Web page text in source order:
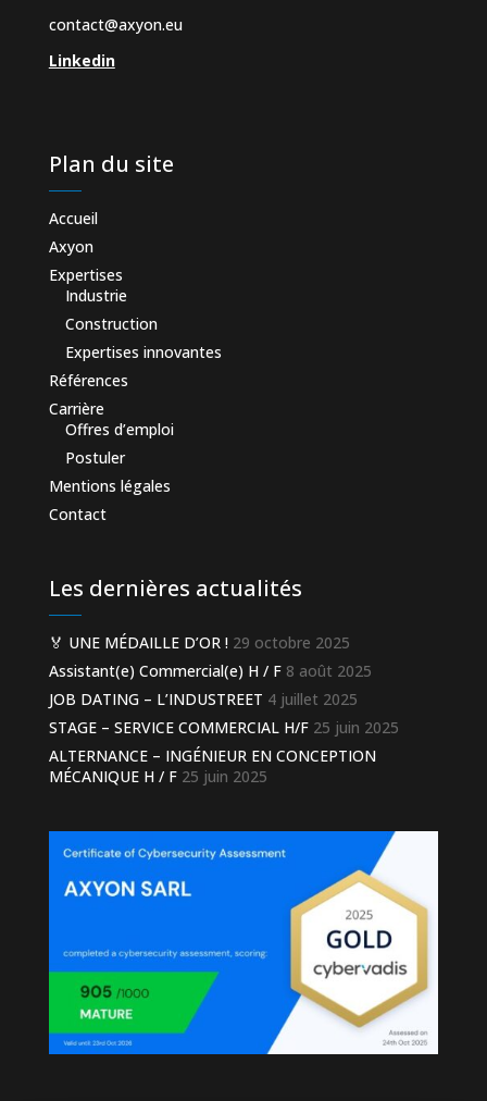
contact@axyon.eu
Linkedin
Plan du site
Accueil
Axyon
Expertises
Industrie
Construction
Expertises innovantes
Références
Carrière
Offres d’emploi
Postuler
Mentions légales
Contact
Les dernières actualités
🏅 UNE MÉDAILLE D’OR ! 29 octobre 2025
Assistant(e) Commercial(e) H / F 8 août 2025
JOB DATING – L’INDUSTREET 4 juillet 2025
STAGE – SERVICE COMMERCIAL H/F 25 juin 2025
ALTERNANCE – INGÉNIEUR EN CONCEPTION
MÉCANIQUE H / F 25 juin 2025